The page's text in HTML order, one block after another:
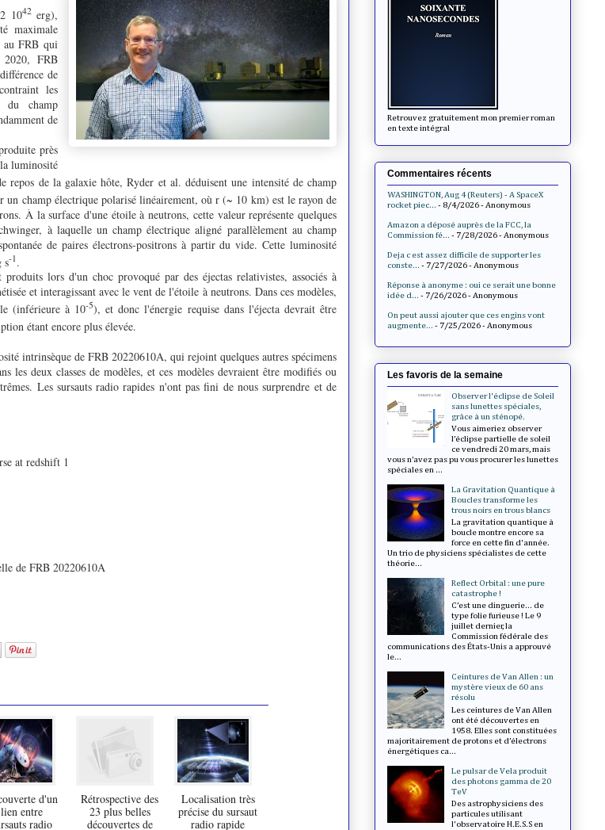
1042erg),
maximale
au FRB qui
FRB
de
les
du champ
de
près
luminosité
repos de la galaxie hôte, Ryder et al. déduisent une intensité de champ
un champ électrique polarisé linéairement, où r (~ 10 km) est le rayon de
À la surface d'une étoile à neutrons, cette valeur représente quelques
à laquelle un champ électrique aligné parallèlement au champ
de paires électrons-positrons à partir du vide. Cette luminosité
s-1 .
lors d'un choc provoqué par des éjectas relativistes, associés à
et interagissant avec le vent de l'étoile à neutrons. Dans ces modèles,
(inférieure à 10-5), et donc l'énergie requise dans l'éjecta devrait être
étant encore plus élevée.
intrinsèque de FRB 20220610A, qui rejoint quelques autres spécimens
les deux classes de modèles, et ces modèles devraient être modifiés ou
Les sursauts radio rapides n'ont pas fini de nous surprendre et de
at redshift 1
de FRB 20220610A
d'un
lien entre
radio
Rétrospective des
23 plus belles
découvertes de
Localisation très
précise du sursaut
radio rapide
Retrouvez gratuitement mon premier roman
en texte intégral
Commentaires récents
WASHINGTON, Aug 4 (Reuters) - A SpaceX
rocket piec... - 8/4/2026- Anonymous
Amazon a déposé auprès de la FCC, la
Commission fé... - 7/28/2026- Anonymous
Deja c est assez difficile de supporter les
conste... - 7/27/2026- Anonymous
Réponse à anonyme : oui ce serait une bonne
idée d... - 7/26/2026- Anonymous
On peut aussi ajouter que ces engins vont
augmente... - 7/25/2026- Anonymous
Les favoris de la semaine
Observer l'éclipse de Soleil
sans lunettes spéciales,
grâce à un sténopé.
Vous aimeriez observer
l’éclipse partielle de soleil
ce vendredi 20 mars, mais
vous n’avez pas pu vous procurer les lunettes
spéciales en ...
La Gravitation Quantique à
Boucles transforme les
trous noirs en trous blancs
La gravitation quantique à
boucle montre encore sa
force en cette fin d'année.
Un trio de physiciens spécialistes de cette
théorie...
Reflect Orbital : une pure
catastrophe !
C’est une dinguerie... de
type folie furieuse ! Le 9
juillet dernier, la
Commission fédérale des
communications des États-Unis a approuvé
le...
Ceintures de Van Allen : un
mystère vieux de 60 ans
résolu
Les ceintures de Van Allen
ont été découvertes en
1958. Elles sont constituées
majoritairement de protons et d’électrons
énergétiques ca...
Le pulsar de Vela produit
des photons gamma de 20
TeV
Des astrophysiciens des
particules utilisant
l'observatoire H.E.S.S en